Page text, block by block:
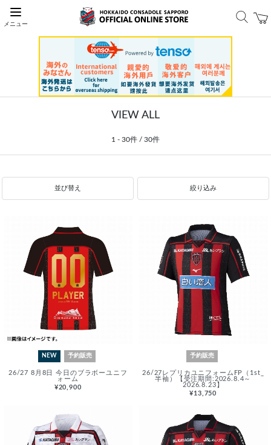
メニュー
VIEW ALL
1 - 30件 / 30件
並び替え 絞り込み
NEW 予約販売
26/27 8月8日 今日のブラボーユニフ
ォーム
¥20,900
予約販売
26/27レプリカユニフォームFP（1st_
半袖）【受注期間:2026.8.4～
2026.8.23】
¥13,750